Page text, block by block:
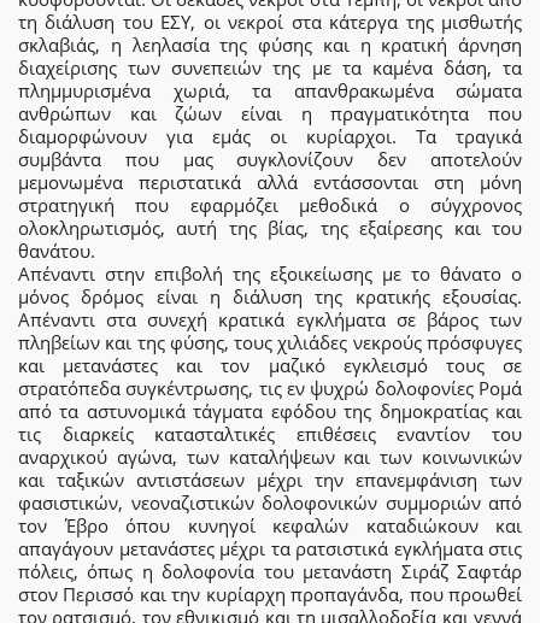
τη διάλυση του ΕΣΥ, οι νεκροί στα κάτεργα της μισθωτής
σκλαβιάς, η λεηλασία της φύσης και η κρατική άρνηση
διαχείρισης των συνεπειών της με τα καμένα δάση, τα
πλημμυρισμένα χωριά, τα απανθρακωμένα σώματα
ανθρώπων και ζώων είναι η πραγματικότητα που
διαμορφώνουν για εμάς οι κυρίαρχοι. Τα τραγικά
συμβάντα που μας συγκλονίζουν δεν αποτελούν
μεμονωμένα περιστατικά αλλά εντάσσονται στη μόνη
στρατηγική που εφαρμόζει μεθοδικά ο σύγχρονος
ολοκληρωτισμός, αυτή της βίας, της εξαίρεσης και του
θανάτου.
Απέναντι στην επιβολή της εξοικείωσης με το θάνατο ο
μόνος δρόμος είναι η διάλυση της κρατικής εξουσίας.
Απέναντι στα συνεχή κρατικά εγκλήματα σε βάρος των
πληβείων και της φύσης, τους χιλιάδες νεκρούς πρόσφυγες
και μετανάστες και τον μαζικό εγκλεισμό τους σε
στρατόπεδα συγκέντρωσης, τις εν ψυχρώ δολοφονίες Ρομά
από τα αστυνομικά τάγματα εφόδου της δημοκρατίας και
τις διαρκείς κατασταλτικές επιθέσεις εναντίον του
αναρχικού αγώνα, των καταλήψεων και των κοινωνικών
και ταξικών αντιστάσεων μέχρι την επανεμφάνιση των
φασιστικών, νεοναζιστικών δολοφονικών συμμοριών από
τον Έβρο όπου κυνηγοί κεφαλών καταδιώκουν και
απαγάγουν μετανάστες μέχρι τα ρατσιστικά εγκλήματα στις
πόλεις, όπως η δολοφονία του μετανάστη Σιράζ Σαφτάρ
στον Περισσό και την κυρίαρχη προπαγάνδα, που προωθεί
τον ρατσισμό, τον εθνικισμό και τη μισαλλοδοξία και γεννά